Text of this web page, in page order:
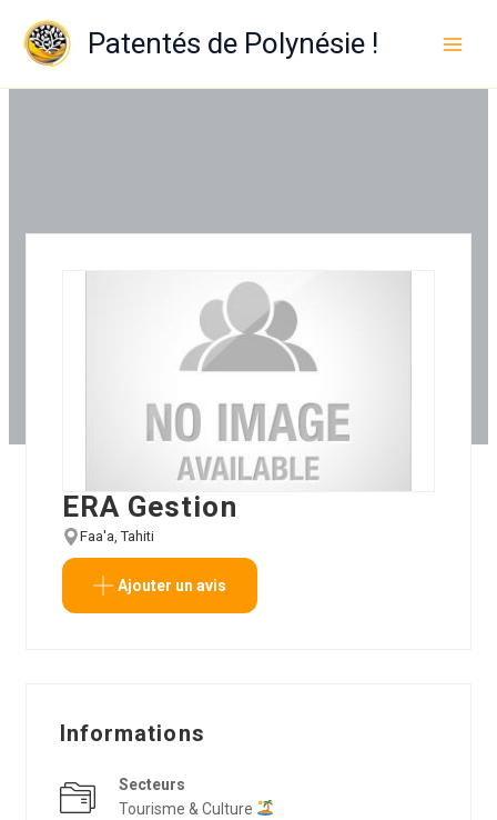
contenu
Patentés de Polynésie !
ERA Gestion
Faa'a, Tahiti
Ajouter un avis
Informations
Secteurs
Tourisme & Culture